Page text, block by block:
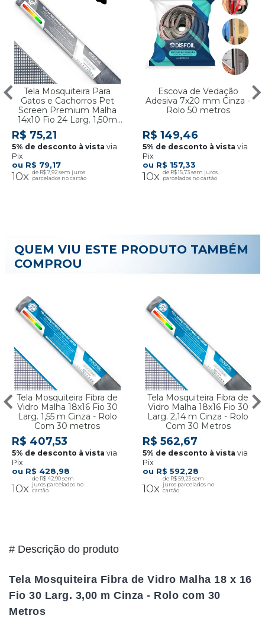
Tela Mosquiteira Para
Gatos e Cachorros Pet
Screen Premium Malha
14x10 Fio 24 Larg. 1,50m
Cinza - Por Metro
R$ 79,17
10x R$ 7,92
R$ 75,21
via
Pix
Escova de Vedação
Adesiva 7x20 mm Cinza -
Rolo 50 metros
R$ 157,33
10x R$ 15,73
R$ 149,46
via
Pix
QUEM VIU ESTE PRODUTO TAMBÉM
COMPROU
Tela Mosquiteira Fibra de
Vidro Malha 18x16 Fio 30
Larg. 1,55 m Cinza - Rolo
Com 30 metros
R$ 428,98
10x
R$ 42,90
R$ 407,53
via
Pix
Tela Mosquiteira Fibra de
Vidro Malha 18x16 Fio 30
Larg. 2,14 m Cinza - Rolo
Com 30 Metros
R$ 592,28
10x
R$ 59,23
R$ 562,67
via
Pix
# Descrição do produto
Tela Mosquiteira Fibra de Vidro Malha 18 x 16
Fio 30 Larg. 3,00 m Cinza - Rolo com 30
Metros